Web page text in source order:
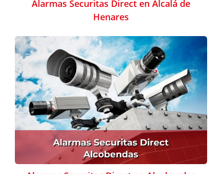
Alarmas Securitas Direct en Alcalá de
Henares